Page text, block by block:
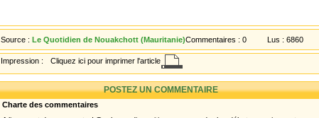
Source : Le Quotidien de Nouakchott (Mauritanie)Commentaires : 0 Lus : 6860
Impression : Cliquez ici pour imprimer l'article
POSTEZ UN COMMENTAIRE
Charte des commentaires